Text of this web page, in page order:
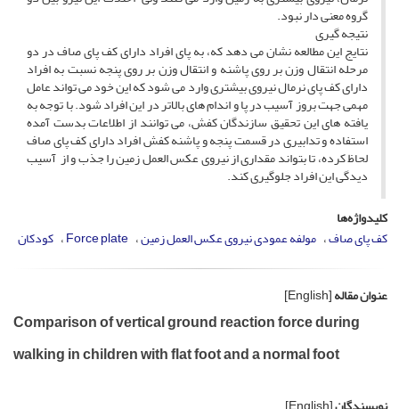
گروه معنی دار نبود.
نتیجه گیری
نتایج این مطالعه نشان می دهد که، به پای افراد دارای کف پای صاف در دو
مرحله انتقال وزن بر روی پاشنه و انتقال وزن بر روی پنجه نسبت به افراد
دارای کف پای نرمال نیروی بیشتری وارد می شود که این خود می تواند عامل
مهمی جهت بروز آسیب در پا و اندام های بالاتر در این افراد شود. با توجه به
یافته های این تحقیق سازندگان کفش، می توانند از اطلاعات بدست آمده
استفاده و تدابیری در قسمت پنجه و پاشنه کفش افراد دارای کف پای صاف
لحاظ کرده، تا بتواند مقداری از نیروی عکس العمل زمین را جذب و از آسیب
دیدگی این افراد جلوگیری کند.
کلیدواژه‌ها
کف پای صاف مولفه عمودی نیروی عکس العمل زمین Force plate کودکان
عنوان مقاله[English]
Comparison of vertical ground reaction force during
walking in children with flat foot and a normal foot